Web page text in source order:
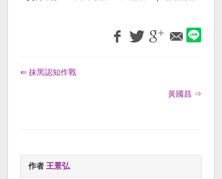
⇐ 抹黑認知作戰
黃國昌 ⇒
作者 王景弘